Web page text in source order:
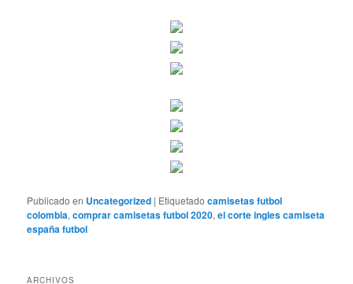
Publicado en Uncategorized | Etiquetado camisetas futbol
colombia,comprar camisetas futbol 2020,el corte ingles camiseta
españa futbol
ARCHIVOS